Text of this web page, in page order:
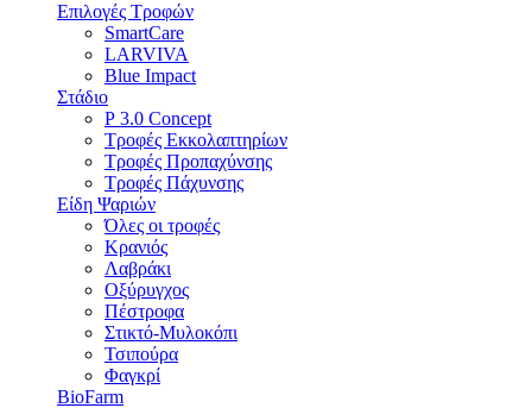
Επιλογές Τροφών
SmartCare
LARVIVA
Blue Impact
Στάδιο
P 3.0 Concept
Τροφές Εκκολαπτηρίων
Τροφές Προπαχύνσης
Τροφές Πάχυνσης
Είδη Ψαριών
Όλες οι τροφές
Κρανιός
Λαβράκι
Οξύρυγχος
Πέστροφα
Στικτό-Μυλοκόπι
Τσιπούρα
Φαγκρί
BioFarm